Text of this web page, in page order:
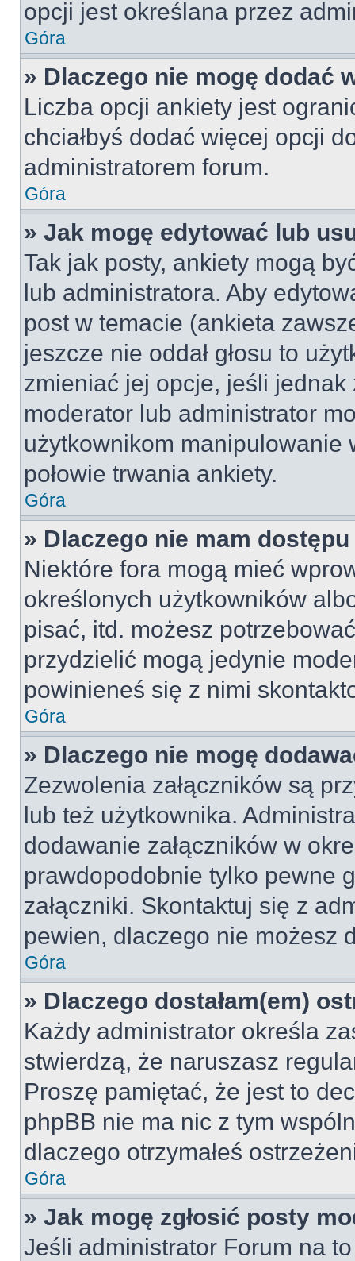
opcji jest określana przez
Góra
» Dlaczego nie mogę dodać
Liczba opcji ankiety jest
chciałbyś dodać więcej opcji
administratorem forum.
Góra
» Jak mogę edytować lub
Tak jak posty, ankiety mogą
lub administratora. Aby
post w temacie (ankieta
jeszcze nie oddał głosu to
zmieniać jej opcje, jeśli jednak
moderator lub administrator
użytkownikom manipulowanie
połowie trwania ankiety.
Góra
» Dlaczego nie mam
Niektóre fora mogą mieć
określonych użytkowników
pisać, itd. możesz
przydzielić mogą jedynie
powinieneś się z nimi
Góra
» Dlaczego nie mogę
Zezwolenia załączników są
lub też użytkownika.
dodawanie załączników w
prawdopodobnie tylko pewne
załączniki. Skontaktuj się z
pewien, dlaczego nie możesz
Góra
» Dlaczego dostałam(em)
Każdy administrator określa
stwierdzą, że naruszasz
Proszę pamiętać, że jest to
phpBB nie ma nic z tym
dlaczego otrzymałeś
Góra
» Jak mogę zgłosić posty
Jeśli administrator Forum na